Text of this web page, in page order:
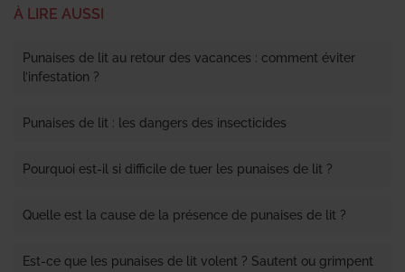
À LIRE AUSSI
Punaises de lit au retour des vacances : comment éviter
l’infestation ?
Punaises de lit : les dangers des insecticides
Pourquoi est-il si difficile de tuer les punaises de lit ?
Quelle est la cause de la présence de punaises de lit ?
Est-ce que les punaises de lit volent ? Sautent ou grimpent